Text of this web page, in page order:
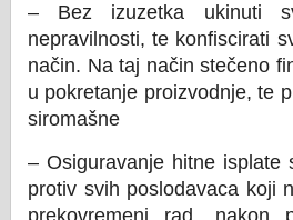
– Bez izuzetka ukinuti
nepravilnosti, te konfiscirati
način. Na taj način stečeno
u pokretanje proizvodnje, te
siromašne
– Osiguravanje hitne isplate
protiv svih poslodavaca koji
prekovremeni rad,